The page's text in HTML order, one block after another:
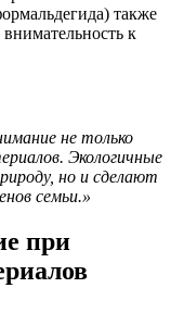
также
к
не только
Экологичные
но и сделают
семьи.»
при